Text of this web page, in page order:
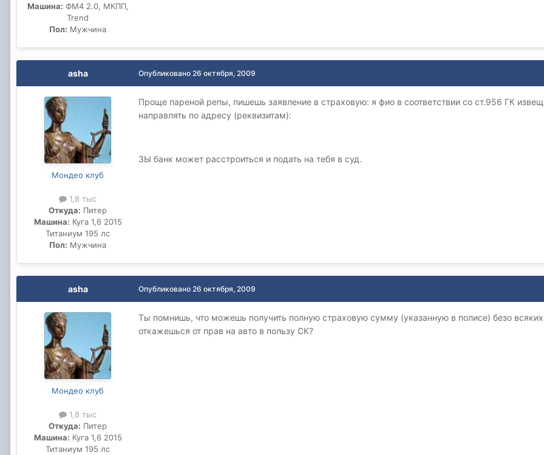
Машина: ФM4 2.0, МКПП,
Trend
Пол: Мужчина
asha
Мондео клуб
1,8 тыс
Откуда: Питер
Машина: Куга 1,6 2015
Титаниум 195 лс
Пол: Мужчина
Опубликовано 26 октября, 2009
Проще пареной репы, пишешь заявление в страховую: я фио в соответствии со ст.956 ГК
направлять по адресу (реквизитам):
ЗЫ банк может расстроиться и подать на тебя в суд.
asha
Мондео клуб
1,8 тыс
Откуда: Питер
Машина: Куга 1,6 2015
Титаниум 195 лс
Опубликовано 26 октября, 2009
Ты помнишь, что можешь получить полную страховую сумму (указанную в полисе) безо всяких
откажешься от прав на авто в пользу СК?